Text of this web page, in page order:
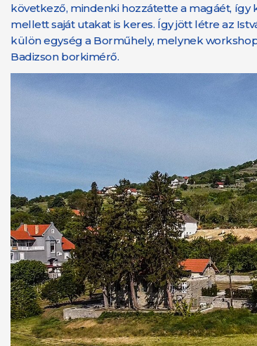
következő, mindenki hozzátette a magáét, így
mellett saját utakat is keres. Így jött létre az
külön egység a Borműhely, melynek
Badizson borkimérő.